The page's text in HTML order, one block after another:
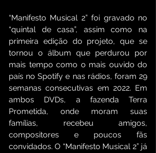
“Manifesto Musical 2” foi gravado no
“quintal de casa”, assim como na
primeira edição do projeto, que se
tornou o álbum que perdurou por
mais tempo como o mais ouvido do
país no Spotify e nas rádios, foram 29
semanas consecutivas em 2022. Em
ambos DVDs, a fazenda Terra
Prometida, onde moram suas
famílias, recebeu amigos,
compositores e poucos fãs
convidados. O “Manifesto Musical 2” já